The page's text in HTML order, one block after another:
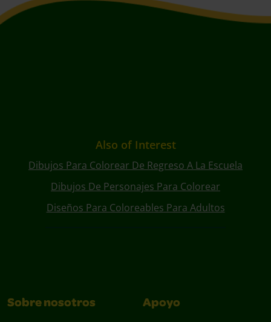
Also of Interest
Dibujos Para Colorear De Regreso A La Escuela
Dibujos De Personajes Para Colorear
Diseños Para Coloreables Para Adultos
Sobre nosotros Apoyo